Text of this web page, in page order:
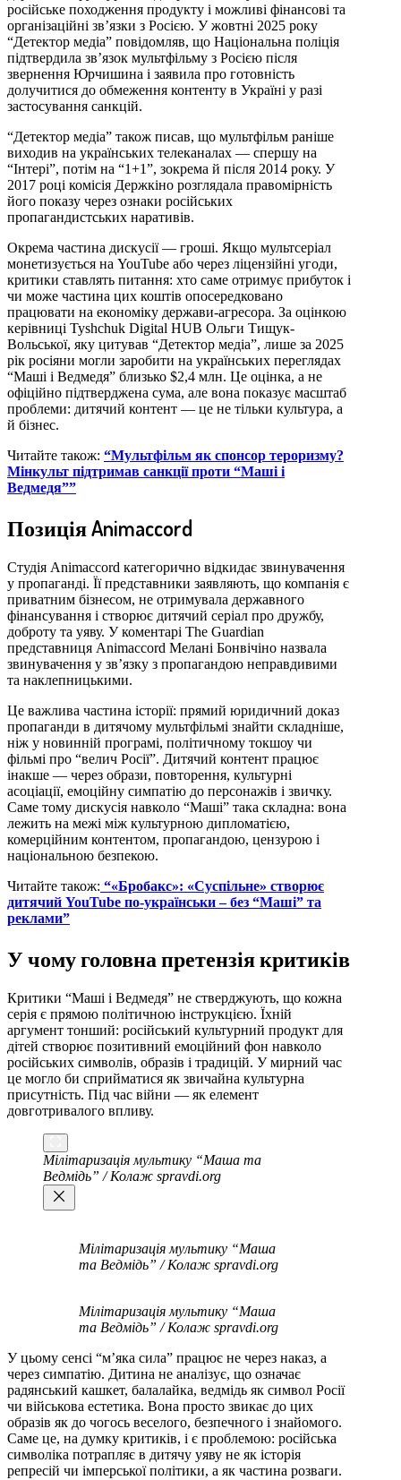
російське походження продукту і можливі фінансові та
організаційні зв’язки з Росією. У жовтні 2025 року
“Детектор медіа” повідомляв, що Національна поліція
підтвердила зв’язок мультфільму з Росією після
звернення Юрчишина і заявила про готовність
долучитися до обмеження контенту в Україні у разі
застосування санкцій.
“Детектор медіа” також писав, що мультфільм раніше
виходив на українських телеканалах — спершу на
“Інтері”, потім на “1+1”, зокрема й після 2014 року. У
2017 році комісія Держкіно розглядала правомірність
його показу через ознаки російських
пропагандистських наративів.
Окрема частина дискусії — гроші. Якщо мультсеріал
монетизується на YouTube або через ліцензійні угоди,
критики ставлять питання: хто саме отримує прибуток і
чи може частина цих коштів опосередковано
працювати на економіку держави-агресора. За оцінкою
керівниці Tyshchuk Digital HUB Ольги Тищук-
Вольської, яку цитував “Детектор медіа”, лише за 2025
рік росіяни могли заробити на українських переглядах
“Маші і Ведмедя” близько $2,4 млн. Це оцінка, а не
офіційно підтверджена сума, але вона показує масштаб
проблеми: дитячий контент — це не тільки культура, а
й бізнес.
Читайте також: “Мультфільм як спонсор тероризму?
Мінкульт підтримав санкції проти “Маші і
Ведмедя””
Позиція Animaccord
Студія Animaccord категорично відкидає звинувачення
у пропаганді. Її представники заявляють, що компанія є
приватним бізнесом, не отримувала державного
фінансування і створює дитячий серіал про дружбу,
доброту та уяву. У коментарі The Guardian
представниця Animaccord Мелані Бонвічіно назвала
звинувачення у зв’язку з пропагандою неправдивими
та наклепницькими.
Це важлива частина історії: прямий юридичний доказ
пропаганди в дитячому мультфільмі знайти складніше,
ніж у новинній програмі, політичному токшоу чи
фільмі про “велич Росії”. Дитячий контент працює
інакше — через образи, повторення, культурні
асоціації, емоційну симпатію до персонажів і звичку.
Саме тому дискусія навколо “Маші” така складна: вона
лежить на межі між культурною дипломатією,
комерційним контентом, пропагандою, цензурою і
національною безпекою.
Читайте також: “«Бробакс»: «Суспільне» створює
дитячий YouTube по-українськи – без “Маші” та
реклами”
У чому головна претензія критиків
Критики “Маші і Ведмедя” не стверджують, що кожна
серія є прямою політичною інструкцією. Їхній
аргумент тонший: російський культурний продукт для
дітей створює позитивний емоційний фон навколо
російських символів, образів і традицій. У мирний час
це могло би сприйматися як звичайна культурна
присутність. Під час війни — як елемент
довготривалого впливу.
Мілітаризація мультику “Маша та
Ведмідь” / Колаж spravdi.org
Мілітаризація мультику “Маша
та Ведмідь” / Колаж spravdi.org
Мілітаризація мультику “Маша
та Ведмідь” / Колаж spravdi.org
У цьому сенсі “м’яка сила” працює не через наказ, а
через симпатію. Дитина не аналізує, що означає
радянський кашкет, балалайка, ведмідь як символ Росії
чи військова естетика. Вона просто звикає до цих
образів як до чогось веселого, безпечного і знайомого.
Саме це, на думку критиків, і є проблемою: російська
символіка потрапляє в дитячу уяву не як історія
репресій чи імперської політики, а як частина розваги.